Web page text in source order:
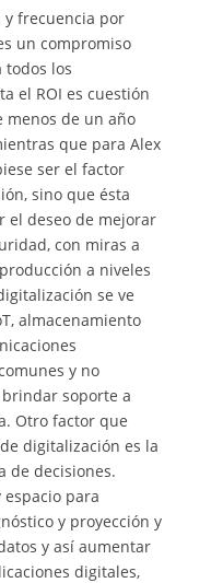
frecuencia por
un compromiso
los
el ROI es cuestión
de un año
que para Alex
ser el factor
sino que ésta
el deseo de mejorar
con miras a
a niveles
se ve
almacenamiento
y no
soporte a
Otro factor que
digitalización es la
de decisiones.
para
y proyección y
y así aumentar
digitales,